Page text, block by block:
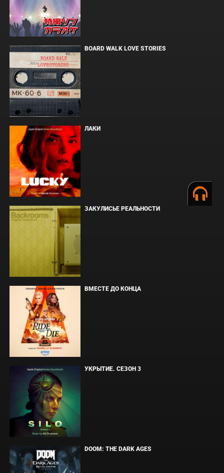
BOARD WALK LOVE STORIES
ЛАКИ
ЗАКУЛИСЬЕ РЕАЛЬНОСТИ
ВМЕСТЕ ДО КОНЦА
УКРЫТИЕ. СЕЗОН 3
DOOM: THE DARK AGES